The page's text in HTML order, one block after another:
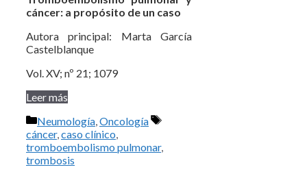
cáncer: a propósito de un caso
Autora principal: Marta García
Castelblanque
Vol. XV; nº 21; 1079
Leer más
Categorías
Neumología,Oncología
Etiquetas
cáncer,caso clínico,
tromboembolismo pulmonar,
trombosis